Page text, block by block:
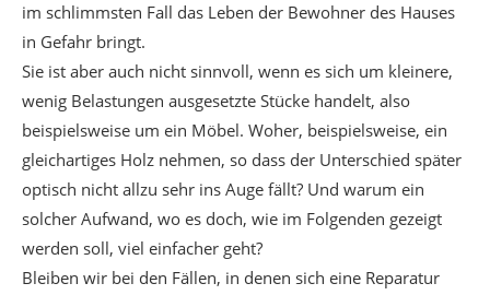
im schlimmsten Fall das Leben der Bewohner des Hauses
in Gefahr bringt.
Sie ist aber auch nicht sinnvoll, wenn es sich um kleinere,
wenig Belastungen ausgesetzte Stücke handelt, also
beispielsweise um ein Möbel. Woher, beispielsweise, ein
gleichartiges Holz nehmen, so dass der Unterschied später
optisch nicht allzu sehr ins Auge fällt? Und warum ein
solcher Aufwand, wo es doch, wie im Folgenden gezeigt
werden soll, viel einfacher geht?
Bleiben wir bei den Fällen, in denen sich eine Reparatur